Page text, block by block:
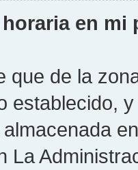
en
que de la
establecido,
La